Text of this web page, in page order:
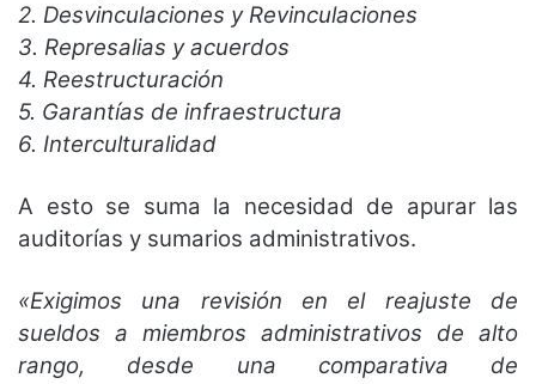
2. Desvinculaciones y Revinculaciones
3. Represalias y acuerdos
4. Reestructuración
5. Garantías de infraestructura
6. Interculturalidad
A esto se suma la necesidad de apurar las
auditorías y sumarios administrativos.
«Exigimos una revisión en el reajuste de
sueldos a miembros administrativos de alto
rango, desde una comparativa de